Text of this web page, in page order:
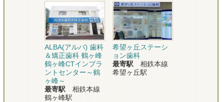
ALBA(アルバ) 歯科
＆矯正歯科 鶴ヶ峰
鶴ヶ峰CTインプラ
ントセンター～鶴
ヶ峰～
最寄駅 相鉄本線
鶴ヶ峰駅
希望ヶ丘ステーシ
ョン歯科
最寄駅 相鉄本線
希望ヶ丘駅